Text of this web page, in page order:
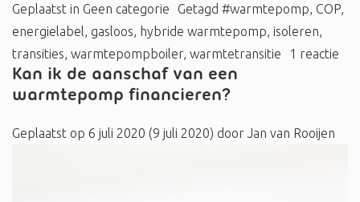
Geplaatst in Geen categorie Getagd #warmtepomp COP
energielabel
gasloos hybride warmtepomp isoleren
transities warmtepompboiler, warmtetransitie 1 reactie
Kan ik de aanschaf van een
warmtepomp financieren?
Geplaatst op 6 juli 2020 (9 juli 2020) door Jan van Rooijen